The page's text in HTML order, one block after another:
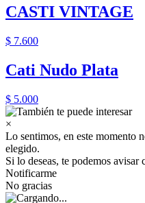
CASTI VINTAGE
$ 7.600
Cati Nudo Plata
$ 5.000
×
Lo sentimos, en este momento
elegido.
Si lo deseas, te podemos
Notificarme
No gracias